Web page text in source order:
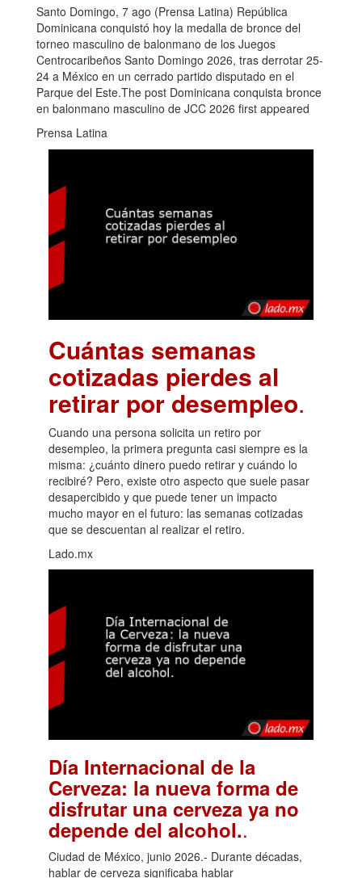
Santo Domingo, 7 ago (Prensa Latina) República
Dominicana conquistó hoy la medalla de bronce del
torneo masculino de balonmano de los Juegos
Centrocaribeños Santo Domingo 2026, tras derrotar 25-
24 a México en un cerrado partido disputado en el
Parque del Este.The post Dominicana conquista bronce
en balonmano masculino de JCC 2026 first appeared
Prensa Latina
Cuántas semanas
cotizadas pierdes al
retirar por desempleo.
Cuando una persona solicita un retiro por
desempleo, la primera pregunta casi siempre es la
misma: ¿cuánto dinero puedo retirar y cuándo lo
recibiré? Pero, existe otro aspecto que suele pasar
desapercibido y que puede tener un impacto
mucho mayor en el futuro: las semanas cotizadas
que se descuentan al realizar el retiro.
Lado.mx
Día Internacional de la
Cerveza: la nueva forma de
disfrutar una cerveza ya no
depende del alcohol..
Ciudad de México, junio 2026.- Durante décadas,
hablar de cerveza significaba hablar